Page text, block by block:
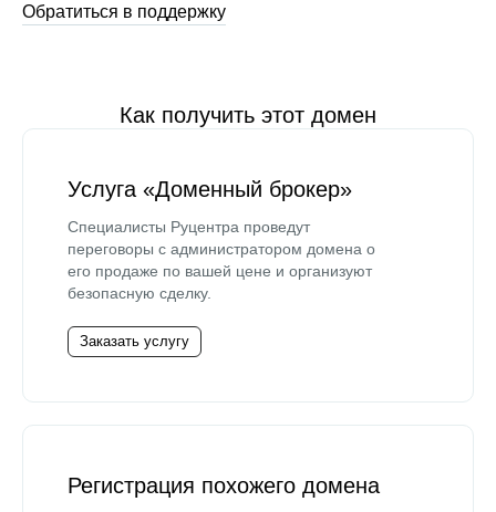
Обратиться в поддержку
Как получить этот домен
Услуга «Доменный брокер»
Специалисты Руцентра проведут
переговоры с администратором домена о
его продаже по вашей цене и организуют
безопасную сделку.
Заказать услугу
Регистрация похожего домена